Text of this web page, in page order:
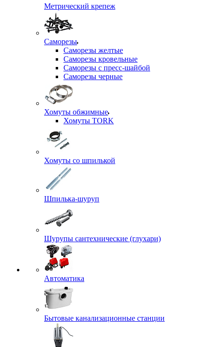
Метрический крепеж
Саморезы
Саморезы желтые
Саморезы кровельные
Саморезы с пресс-шайбой
Саморезы черные
Хомуты обжимные
Хомуты TORK
Хомуты со шпилькой
Шпилька-шуруп
Шурупы сантехнические (глухари)
Автоматика
Бытовые канализационные станции